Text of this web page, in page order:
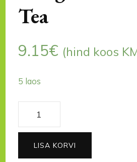
Tea
9.15€ (hind koos
5 laos
Koogialus
Time
Tea
LISA KORVI